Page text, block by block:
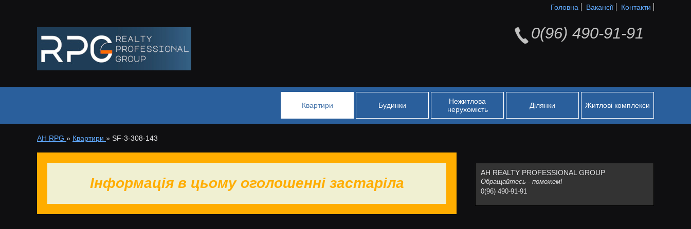
Головна Вакансії Контакти
0(96) 490-91-91
Квартири Будинки
Нежитлова
нерухомість
Ділянки Житлові комплекси
АН RPG » Квартири » SF-3-308-143
Інформація в цьому оголошенні застаріла
АН REALTY PROFESSIONAL GROUP
Обращайтесь - поможем!
0(96) 490-91-91